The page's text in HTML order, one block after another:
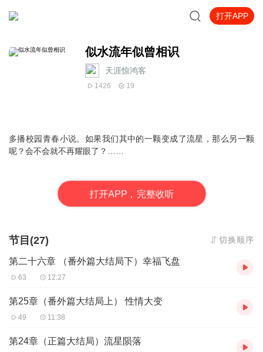
打开APP
似水流年似曾相识
天涯惊鸿客
1426 19
多播校园青春小说。如果我们其中的一颗变成了流星，那么另一颗
呢？会不会就不再耀眼了？……
打开APP，完整收听
节目(27) 切换顺序
第二十六章 （番外篇大结局下）幸福飞盘
63 12:27
第25章（番外篇大结局上） 性情大变
49 11:38
第24章（正篇大结局）流星陨落